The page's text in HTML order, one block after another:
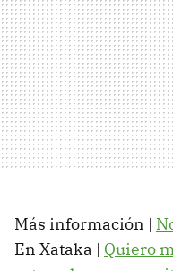
Más información |
En Xataka | Quiero